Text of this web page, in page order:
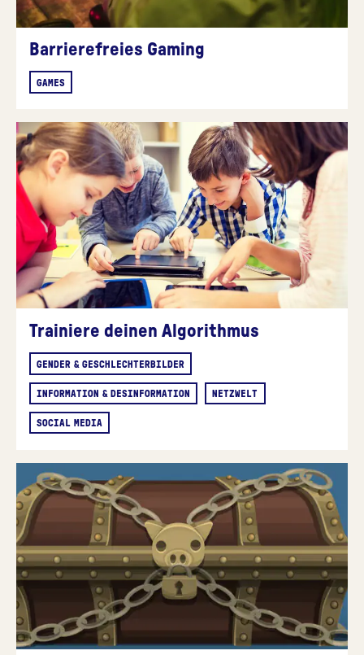
Barrierefreies Gaming
GAMES
Trainiere deinen Algorithmus
GENDER & GESCHLECHTERBILDER
INFORMATION & DESINFORMATION NETZWELT
SOCIAL MEDIA